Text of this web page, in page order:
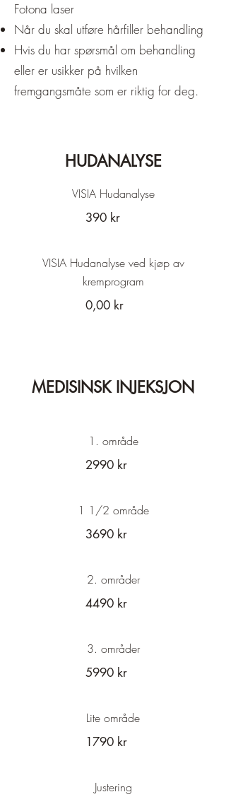
Fotona laser
Når du skal utføre hårfiller behandling
Hvis du har spørsmål om behandling
eller er usikker på hvilken
fremgangsmåte som er riktig for deg.
HUDANALYSE
VISIA Hudanalyse
390 kr
VISIA Hudanalyse ved kjøp av
kremprogram
0,00 kr
MEDISINSK INJEKSJON
1. område
2990 kr
1 1/2 område
3690 kr
2. områder
4490 kr
3. områder
5990 kr
Lite område
1790 kr
Justering